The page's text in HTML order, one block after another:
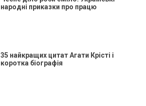
народні приказки про працю
35 найкращих цитат Агати Крісті і
коротка біографія